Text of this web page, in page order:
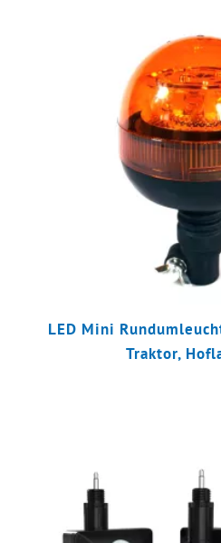
LED Mini
Traktor,